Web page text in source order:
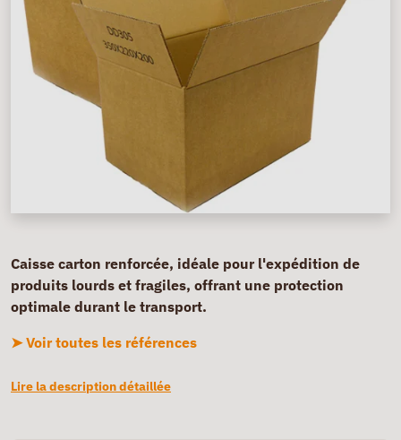
Caisse carton renforcée, idéale pour l'expédition de
produits lourds et fragiles, offrant une protection
optimale durant le transport.
➤ Voir toutes les références
Lire la description détaillée